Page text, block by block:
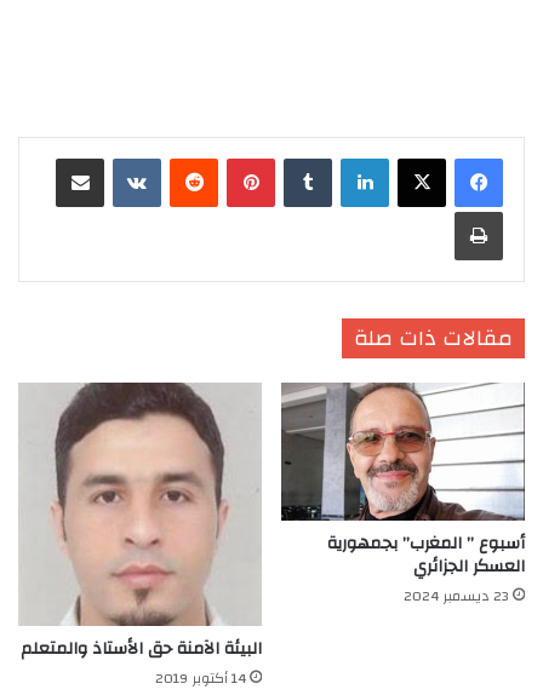
لينكدإن بينتيريست
طباعة
مقالات ذات صلة
أسبوع ” المغرب” بجمهورية
العسكر الجزائري
23 ديسمبر 2024
البيئة الآمنة حق الأستاذ والمتعلم
14 أكتوبر 2019